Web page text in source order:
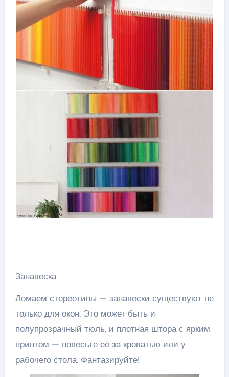
Занавеска
Ломаем стереотипы — занавески существуют не
только для окон. Это может быть и
полупрозрачный тюль, и плотная штора с ярким
принтом — повесьте её за кроватью или у
рабочего стола. Фантазируйте!